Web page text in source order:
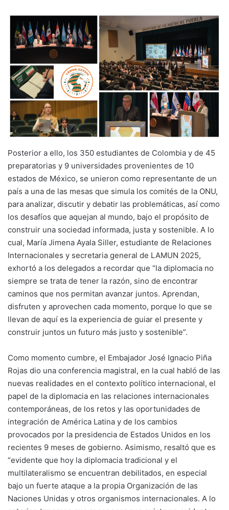
Posterior a ello, los 350 estudiantes de Colombia y de 45
preparatorias y 9 universidades provenientes de 10
estados de México, se unieron como representante de un
país a una de las mesas que simula los comités de la ONU,
para analizar, discutir y debatir las problemáticas, así como
los desafíos que aquejan al mundo, bajo el propósito de
construir una sociedad informada, justa y sostenible. A lo
cual, María Jimena Ayala Siller, estudiante de Relaciones
Internacionales y secretaria general de LAMUN 2025,
exhortó a los delegados a recordar que “la diplomacia no
siempre se trata de tener la razón, sino de encontrar
caminos que nos permitan avanzar juntos. Aprendan,
disfruten y aprovechen cada momento, porque lo que se
llevan de aquí es la experiencia de guiar el presente y
construir juntos un futuro más justo y sostenible”.
Como momento cumbre, el Embajador José Ignacio Piña
Rojas dio una conferencia magistral, en la cual habló de las
nuevas realidades en el contexto político internacional, el
papel de la diplomacia en las relaciones internacionales
contemporáneas, de los retos y las oportunidades de
integración de América Latina y de los cambios
provocados por la presidencia de Estados Unidos en los
recientes 9 meses de gobierno. Asimismo, resaltó que es
“evidente que hoy la diplomacia tradicional y el
multilateralismo se encuentran debilitados, en especial
bajo un fuerte ataque a la propia Organización de las
Naciones Unidas y otros organismos internacionales. A lo